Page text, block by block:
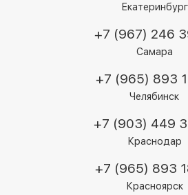
Екатеринбург
+7 (967) 246
Самара
+7 (965) 893
Челябинск
+7 (903) 449
Краснодар
+7 (965) 893
Красноярск